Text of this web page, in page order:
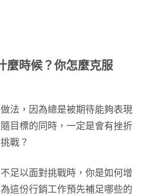
麼時候？你怎麼克服
法，因為總是被期待能夠表現
目標的同時，一定是會有挫折
戰？
足以面對挑戰時，你是如何增
這份行銷工作預先補足哪些的